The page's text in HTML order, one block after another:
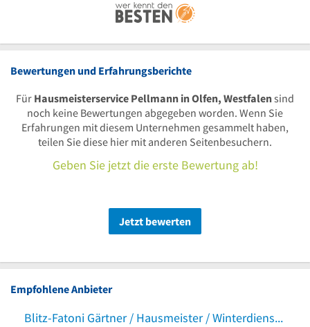
Bewertungen und Erfahrungsberichte
Für Hausmeisterservice Pellmann in Olfen, Westfalensind
noch keine Bewertungen abgegeben worden. Wenn Sie
Erfahrungen mit diesem Unternehmen gesammelt haben,
teilen Sie diese hier mit anderen Seitenbesuchern.
Geben Sie jetzt die erste Bewertung ab!
Jetzt bewerten
Empfohlene Anbieter
Blitz-Fatoni Gärtner / Hausmeister / Winterdienst